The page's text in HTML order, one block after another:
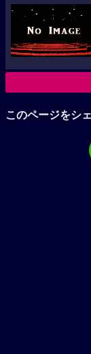
このページをシ